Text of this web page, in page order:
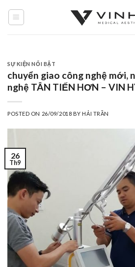
SỰ KIỆN NỔI BẬT
chuyển giao công nghệ mới,
nghệ TÂN TIẾN HƠN – VIN
POSTED ON 26/09/2018 BYHẢI TRẦN
26
Th9